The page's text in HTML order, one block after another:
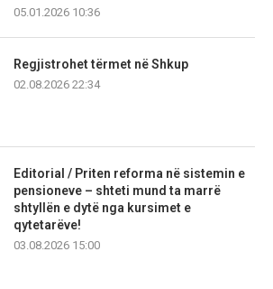
05.01.2026 10:36
Regjistrohet tërmet në Shkup
02.08.2026 22:34
Editorial / Priten reforma në sistemin e
pensioneve – shteti mund ta marrë
shtyllën e dytë nga kursimet e
qytetarëve!
03.08.2026 15:00